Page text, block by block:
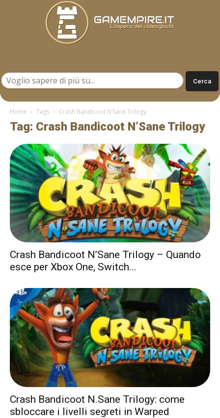
Home Tags Crash Bandicoot N’Sane Trilogy
Tag: Crash Bandicoot N’Sane Trilogy
Crash Bandicoot N’Sane Trilogy – Quando
esce per Xbox One, Switch...
Crash Bandicoot N.Sane Trilogy: come
sbloccare i livelli segreti in Warped